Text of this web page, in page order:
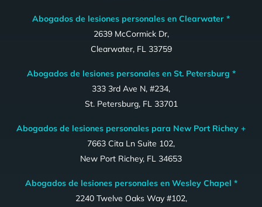
Abogados de lesiones personales en Clearwater *
2639 McCormick Dr,
Clearwater, FL 33759
Abogados de lesiones personales en St. Petersburg *
333 3rd Ave N, #234,
St. Petersburg, FL 33701
Abogados de lesiones personales para New Port Richey +
7663 Cita Ln Suite 102,
New Port Richey, FL 34653
Abogados de lesiones personales en Wesley Chapel *
2240 Twelve Oaks Way #102,